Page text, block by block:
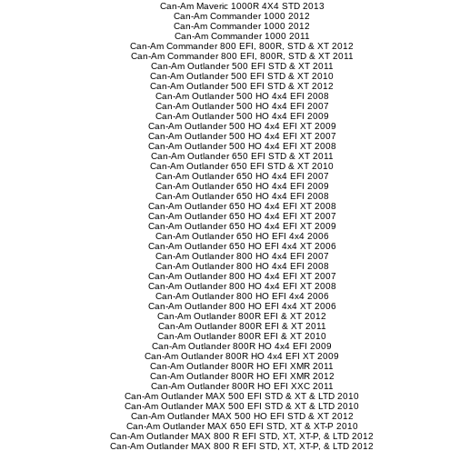
Can-Am Maveric 1000R 4X4 STD 2013
Can-Am Commander 1000 2012
Can-Am Commander 1000 2012
Can-Am Commander 1000 2011
Can-Am Commander 800 EFI, 800R, STD & XT 2012
Can-Am Commander 800 EFI, 800R, STD & XT 2011
Can-Am Outlander 500 EFI STD & XT 2011
Can-Am Outlander 500 EFI STD & XT 2010
Can-Am Outlander 500 EFI STD & XT 2012
Can-Am Outlander 500 HO 4x4 EFI 2008
Can-Am Outlander 500 HO 4x4 EFI 2007
Can-Am Outlander 500 HO 4x4 EFI 2009
Can-Am Outlander 500 HO 4x4 EFI XT 2009
Can-Am Outlander 500 HO 4x4 EFI XT 2007
Can-Am Outlander 500 HO 4x4 EFI XT 2008
Can-Am Outlander 650 EFI STD & XT 2011
Can-Am Outlander 650 EFI STD & XT 2010
Can-Am Outlander 650 HO 4x4 EFI 2007
Can-Am Outlander 650 HO 4x4 EFI 2009
Can-Am Outlander 650 HO 4x4 EFI 2008
Can-Am Outlander 650 HO 4x4 EFI XT 2008
Can-Am Outlander 650 HO 4x4 EFI XT 2007
Can-Am Outlander 650 HO 4x4 EFI XT 2009
Can-Am Outlander 650 HO EFI 4x4 2006
Can-Am Outlander 650 HO EFI 4x4 XT 2006
Can-Am Outlander 800 HO 4x4 EFI 2007
Can-Am Outlander 800 HO 4x4 EFI 2008
Can-Am Outlander 800 HO 4x4 EFI XT 2007
Can-Am Outlander 800 HO 4x4 EFI XT 2008
Can-Am Outlander 800 HO EFI 4x4 2006
Can-Am Outlander 800 HO EFI 4x4 XT 2006
Can-Am Outlander 800R EFI & XT 2012
Can-Am Outlander 800R EFI & XT 2011
Can-Am Outlander 800R EFI & XT 2010
Can-Am Outlander 800R HO 4x4 EFI 2009
Can-Am Outlander 800R HO 4x4 EFI XT 2009
Can-Am Outlander 800R HO EFI XMR 2011
Can-Am Outlander 800R HO EFI XMR 2012
Can-Am Outlander 800R HO EFI XXC 2011
Can-Am Outlander MAX 500 EFI STD & XT & LTD 2010
Can-Am Outlander MAX 500 EFI STD & XT & LTD 2010
Can-Am Outlander MAX 500 HO EFI STD & XT 2012
Can-Am Outlander MAX 650 EFI STD, XT & XT-P 2010
Can-Am Outlander MAX 800 R EFI STD, XT, XT-P, & LTD 2012
Can-Am Outlander MAX 800 R EFI STD, XT, XT-P, & LTD 2012